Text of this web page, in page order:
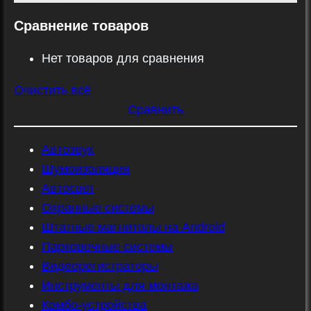
Сравнение товаров
Нет товаров для сравнения
Очистить всё
Сравнить
Автозвук
Шумоизоляция
Автосвет
Охранные системы
Штатные магнитолы на Android
Парковочные системы
Видеорегистраторы
Инструменты для монтажа
Комбо-устройства